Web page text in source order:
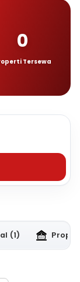
0
Tersewa
(1)